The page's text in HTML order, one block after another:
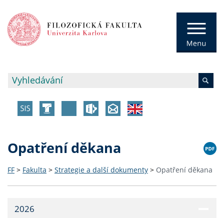
Opatření děkana
FF > Fakulta > Strategie a další dokumenty > Opatření děkana
2026